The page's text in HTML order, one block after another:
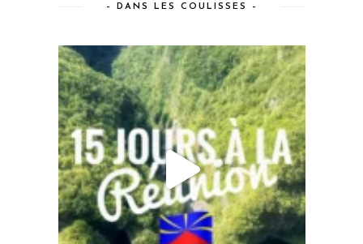
– DANS LES COULISSES –